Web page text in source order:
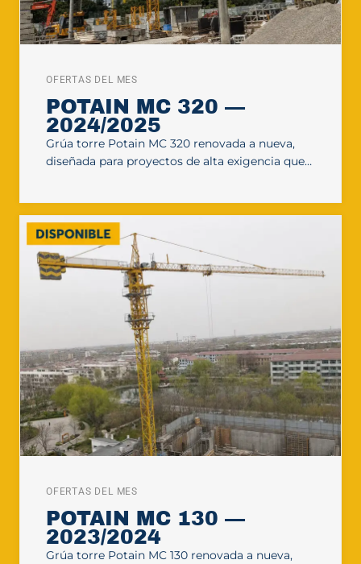
OFERTAS DEL MES
POTAIN MC 320 —
2024/2025
Grúa torre Potain MC 320 renovada a nueva,
diseñada para proyectos de alta exigencia que…
OFERTAS DEL MES
POTAIN MC 130 —
2023/2024
Grúa torre Potain MC 130 renovada a nueva,